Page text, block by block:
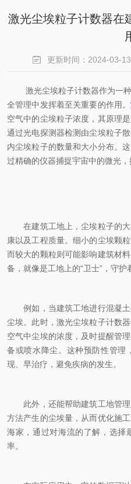
激光尘埃粒子计数器在
更新时间：2024-03-13
激光尘埃粒子计数器作为一种
全管理中发挥着至关重要的作用。
空气中的尘埃粒子浓度，其原理
通过光电探测器检测由尘埃粒子
内尘埃粒子的数量和大小分布。
过精确的仪器捕捉宇宙中的微光，
在建筑工地上，尘埃粒子的大
康以及工程质量。细小的尘埃颗
而较大的颗粒则可能影响建筑材
备，就像是工地上的“卫士”，守护
例如，当建筑工地进行混凝土
尘埃。此时，激光尘埃粒子计数
空气中尘埃的浓度，及时提醒管
备或喷水降尘。这种预防性管理
现、早治疗，避免疾病的发生。
此外，还能帮助建筑工地管理
方法产生的尘埃量，从而优化施
海家，通过对海流的了解，选择
率。